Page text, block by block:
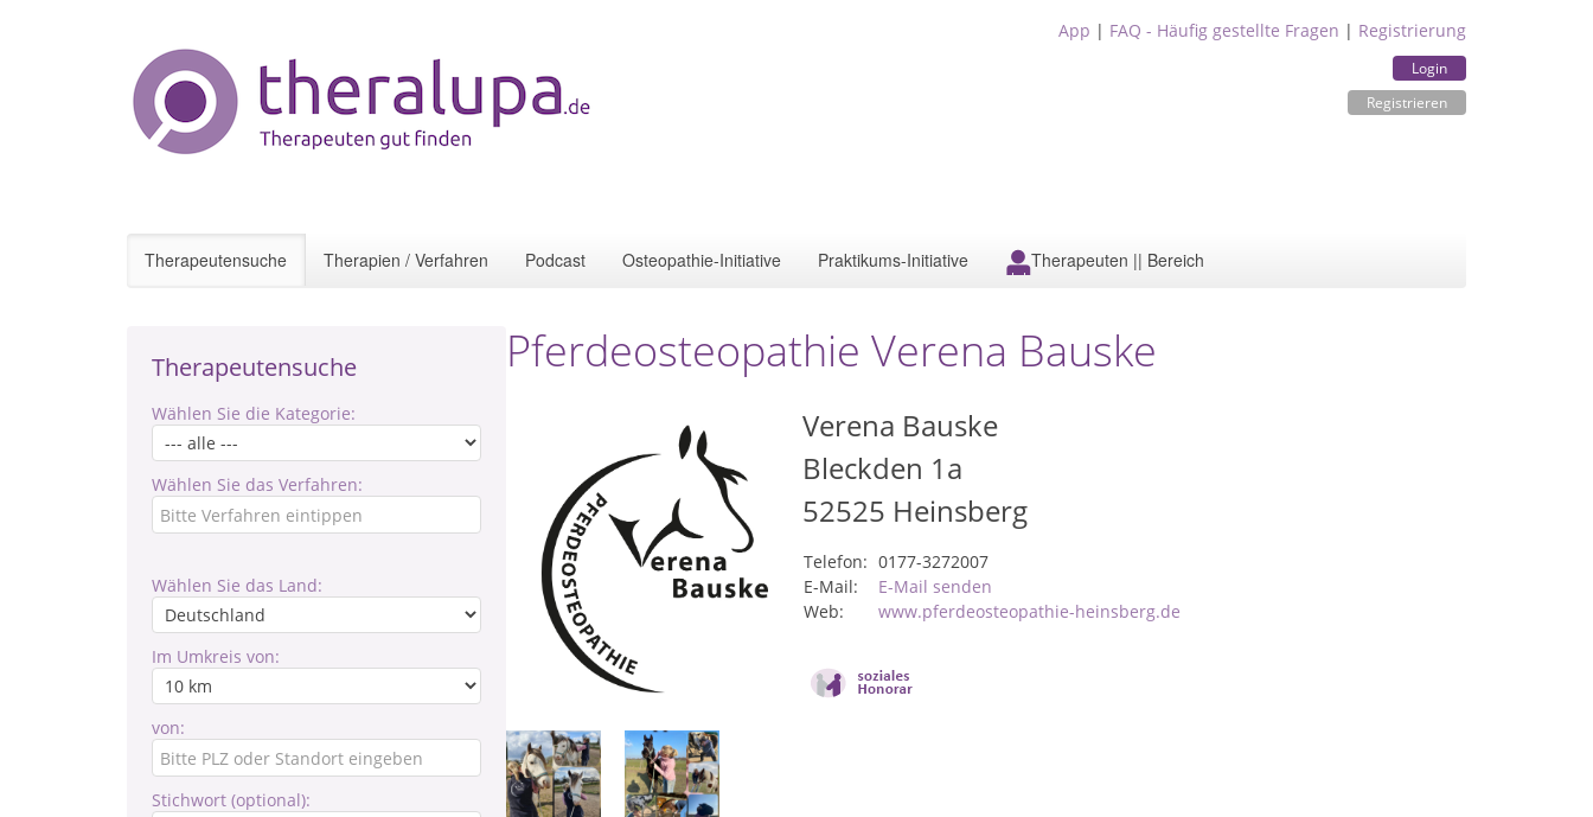
App | FAQ - Häufig gestellte Fragen | Registrierung
Login
Registrieren
Therapeutensuche Therapien / Verfahren Podcast Osteopathie-Initiative Praktikums-Initiative Therapeuten || Bereich
Therapeutensuche
Wählen Sie die Kategorie:
Wählen Sie das Verfahren:
Wählen Sie das Land:
Im Umkreis von:
von:
Stichwort (optional):
Pferdeosteopathie Verena Bauske
Verena Bauske
Bleckden 1a
52525 Heinsberg
Telefon: 0177-3272007
E-Mail:
E-Mail senden
Web:
www.pferdeosteopathie-heinsberg.de